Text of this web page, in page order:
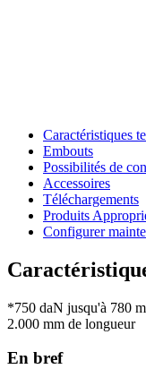
Caractéristiques
Embouts
Possibilités de
Accessoires
Téléchargements
Produits
Configurer
*750 daN jusqu'à 780
2.000 mm de longueur
En bref